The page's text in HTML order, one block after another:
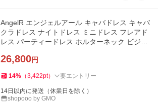
AngelR エンジェルアール キャバドレス キャバ
クラドレス ナイトドレス ミニドレス フレアド
レス パーティードレス ホルターネック ビジュ
26,800円
14% （3,422pt） 要エントリー
14日以内に発送（休業日を除く）
shopooo by GMO